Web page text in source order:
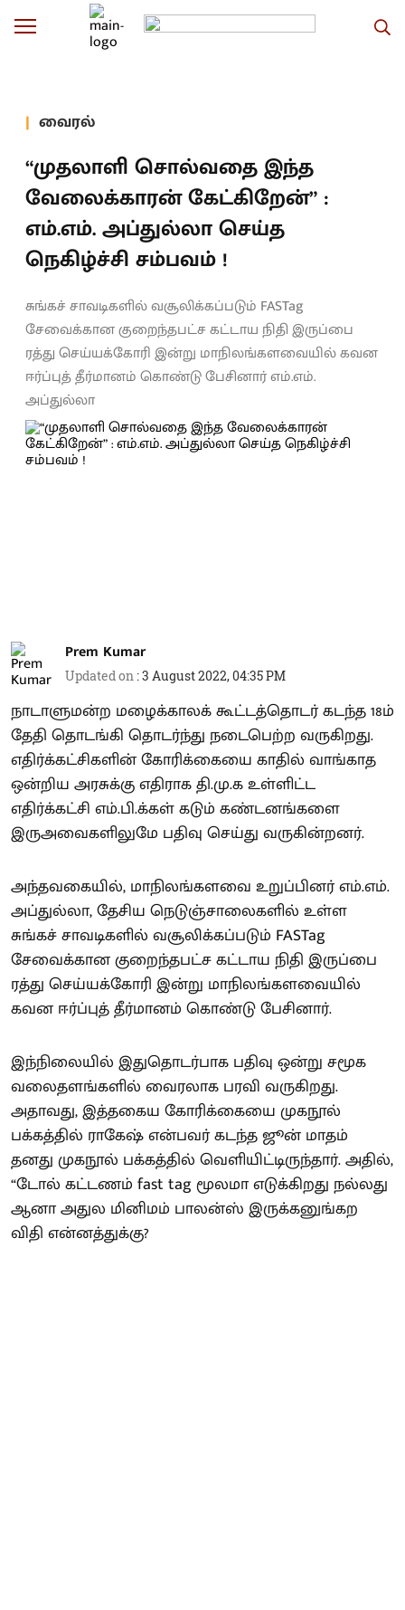
வைரல்
“முதலாளி சொல்வதை இந்த
வேலைக்காரன் கேட்கிறேன்” :
எம்.எம். அப்துல்லா செய்த
நெகிழ்ச்சி சம்பவம் !
சுங்கச் சாவடிகளில் வசூலிக்கப்படும் FASTag
சேவைக்கான குறைந்தபட்ச கட்டாய நிதி இருப்பை
ரத்து செய்யக்கோரி இன்று மாநிலங்களவையில் கவன
ஈர்ப்புத் தீர்மானம் கொண்டு பேசினார் எம்.எம்.
அப்துல்லா
Prem Kumar
Updated on :3 August 2022, 04:35 PM
நாடாளுமன்ற மழைக்காலக் கூட்டத்தொடர் கடந்த 18ம்
தேதி தொடங்கி தொடர்ந்து நடைபெற்ற வருகிறது.
எதிர்க்கட்சிகளின் கோரிக்கையை காதில் வாங்காத
ஒன்றிய அரசுக்கு எதிராக தி.மு.க உள்ளிட்ட
எதிர்க்கட்சி எம்.பி.க்கள் கடும் கண்டனங்களை
இருஅவைகளிலுமே பதிவு செய்து வருகின்றனர்.
அந்தவகையில், மாநிலங்களவை உறுப்பினர் எம்.எம்.
அப்துல்லா, தேசிய நெடுஞ்சாலைகளில் உள்ள
சுங்கச் சாவடிகளில் வசூலிக்கப்படும் FASTag
சேவைக்கான குறைந்தபட்ச கட்டாய நிதி இருப்பை
ரத்து செய்யக்கோரி இன்று மாநிலங்களவையில்
கவன ஈர்ப்புத் தீர்மானம் கொண்டு பேசினார்.
இந்நிலையில் இதுதொடர்பாக பதிவு ஒன்று சமூக
வலைதளங்களில் வைரலாக பரவி வருகிறது.
அதாவது, இத்தகைய கோரிக்கையை முகநூல்
பக்கத்தில் ராகேஷ் என்பவர் கடந்த ஜூன் மாதம்
தனது முகநூல் பக்கத்தில் வெளியிட்டிருந்தார். அதில்,
“டோல் கட்டணம் fast tag மூலமா எடுக்கிறது நல்லது
ஆனா அதுல மினிமம் பாலன்ஸ் இருக்கனுங்கற
விதி என்னத்துக்கு?